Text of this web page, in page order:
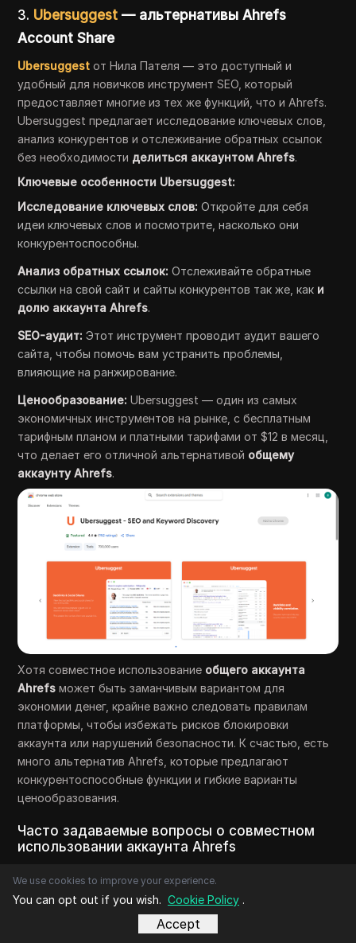
3. Ubersuggest — альтернативы Ahrefs
Account Share
Ubersuggest от Нила Пателя — это доступный и
удобный для новичков инструмент SEO, который
предоставляет многие из тех же функций, что и Ahrefs.
Ubersuggest предлагает исследование ключевых слов,
анализ конкурентов и отслеживание обратных ссылок
без необходимости делиться аккаунтом Ahrefs.
Ключевые особенности Ubersuggest:
Исследование ключевых слов: Откройте для себя
идеи ключевых слов и посмотрите, насколько они
конкурентоспособны.
Анализ обратных ссылок: Отслеживайте обратные
ссылки на свой сайт и сайты конкурентов так же, как и
долю аккаунта Ahrefs.
SEO-аудит: Этот инструмент проводит аудит вашего
сайта, чтобы помочь вам устранить проблемы,
влияющие на ранжирование.
Ценообразование: Ubersuggest — один из самых
экономичных инструментов на рынке, с бесплатным
тарифным планом и платными тарифами от $12 в месяц,
что делает его отличной альтернативой общему
аккаунту Ahrefs.
Хотя совместное использование общего аккаунта
Ahrefs может быть заманчивым вариантом для
экономии денег, крайне важно следовать правилам
платформы, чтобы избежать рисков блокировки
аккаунта или нарушений безопасности. К счастью, есть
много альтернатив Ahrefs, которые предлагают
конкурентоспособные функции и гибкие варианты
ценообразования.
Часто задаваемые вопросы о совместном
использовании аккаунта Ahrefs
общего аккаунта Ahrefs
понимать политику платформы и связанные с этим
потенциальные риски. Вот несколько часто задаваемых
We use cookies to improve your experience.
You can opt out if you wish. Cookie Policy .
Accept